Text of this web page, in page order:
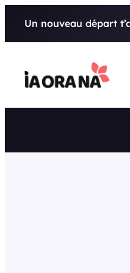
Un nouveau départ